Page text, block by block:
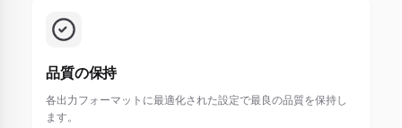
品質の保持
各出力フォーマットに最適化された設定で最良の品質を保持し
ます。